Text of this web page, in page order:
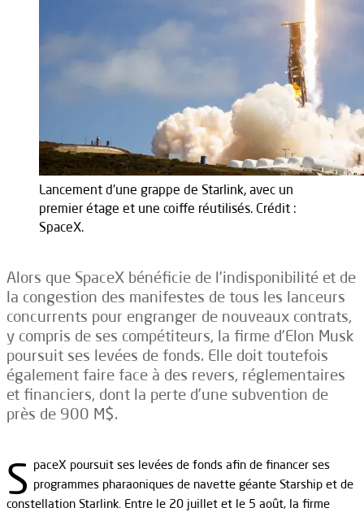
Lancement d'une grappe de Starlink, avec un
premier étage et une coiffe réutilisés. Crédit :
SpaceX.
Alors que SpaceX bénéficie de l’indisponibilité et de
la congestion des manifestes de tous les lanceurs
concurrents pour engranger de nouveaux contrats,
y compris de ses compétiteurs, la firme d’Elon Musk
poursuit ses levées de fonds. Elle doit toutefois
également faire face à des revers, réglementaires
et financiers, dont la perte d’une subvention de
près de 900 M$.
S paceX poursuit ses levées de fonds afin de financer ses
programmes pharaoniques de navette géante Starship et de
constellation Starlink. Entre le 20 juillet et le 5 août, la firme